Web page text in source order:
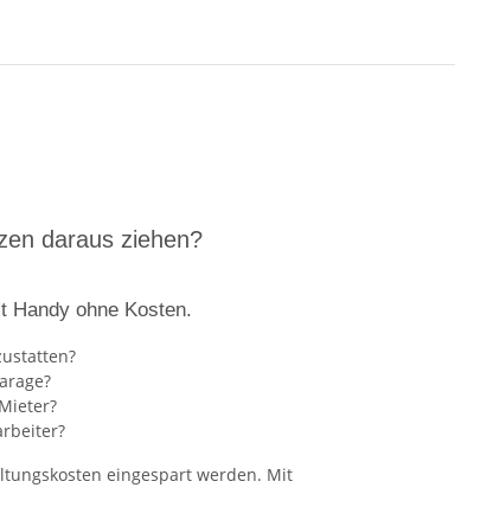
ziehen?
Handy ohne Kosten.
eingespart werden. Mit